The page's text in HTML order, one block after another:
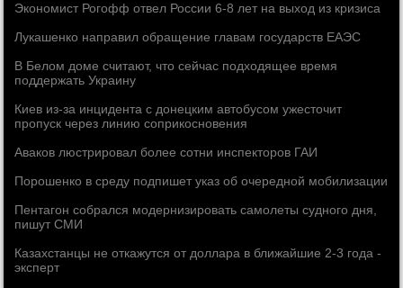
Экономист Рогофф отвел России 6-8 лет на выход из кризиса
Лукашенко направил обращение главам государств ЕАЭС
В Белом доме считают, что сейчас подходящее время
поддержать Украину
Киев из-за инцидента с донецким автобусом ужесточит
пропуск через линию соприкосновения
Аваков люстрировал более сотни инспекторов ГАИ
Порошенко в среду подпишет указ об очередной мобилизации
Пентагон собрался модернизировать самолеты судного дня,
пишут СМИ
Казахстанцы не откажутся от доллара в ближайшие 2-3 года -
эксперт